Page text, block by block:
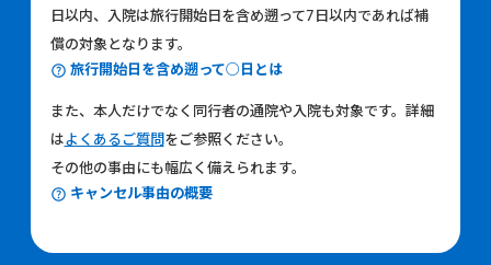
日以内、入院は旅行開始日を含め遡って7日以内であれば補
償の対象となります。
旅行開始日を含め遡って○日とは
また、本人だけでなく同行者の通院や入院も対象です。詳細
はよくあるご質問 をご参照ください。
その他の事由にも幅広く備えられます。
キャンセル事由の概要